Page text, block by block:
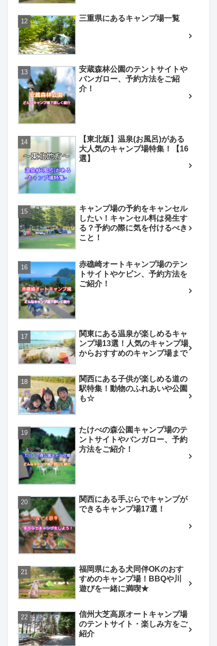
三重県にあるキャンプ場一覧
安蔵森林公園のテントサイトや
バンガロー、予約方法をご紹
介！
【東北版】温泉(お風呂)がある
大人気のキャンプ場特集！【16
選】
キャンプ場の予約をキャンセル
したい！キャンセル料は発生す
る？予約の際に気を付けるべき
こと！
赤礁崎オートキャンプ場のテン
トサイトやケビン、予約方法を
ご紹介！
関東にある温泉が楽しめるキャ
ンプ場13選！人気のキャンプ場
からおすすめのキャンプ場まで
関西にある子供が楽しめる道の
駅特集！動物のふれあいや公園
も☆
たけべの森公園キャンプ場のテ
ントサイトやバンガロー、予約
方法をご紹介！
関西にある手ぶらでキャンプが
できるキャンプ場17選！
福岡県にある犬同伴OKのおす
すめのキャンプ場！BBQや川
遊びを一緒に満喫★
信州大芝高原オートキャンプ場
のテントサイト・楽しみ方をご
紹介